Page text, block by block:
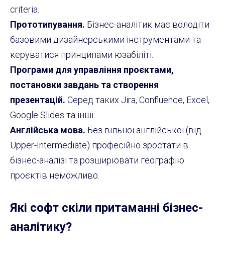
criteria.
Прототипування. Бізнес-аналітик має володіти
базовими дизайнерськими інструментами та
керуватися принципами юзабіліті.
Програми для управління проєктами,
постановки завдань та створення
презентацій. Серед таких Jira, Confluence, Excel,
Google Slides та інші.
Англійська мова. Без вільної англійської (від
Upper-Intermediate) професійно зростати в
бізнес-аналізі та розширювати географію
проєктів неможливо.
Які софт скіли притаманні бізнес-
аналітику?